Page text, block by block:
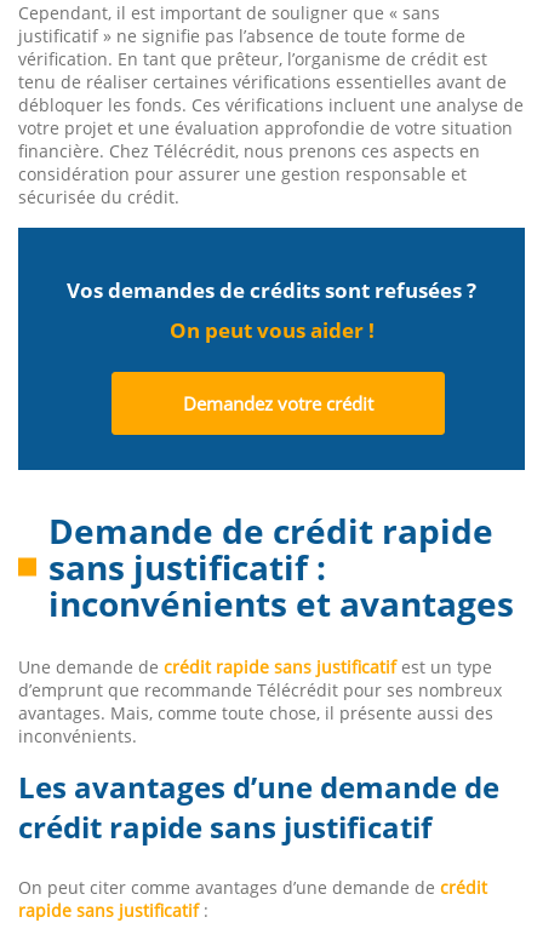
Cependant, il est important de souligner que « sans
justificatif » ne signifie pas l’absence de toute forme de
vérification. En tant que prêteur, l’organisme de crédit est
tenu de réaliser certaines vérifications essentielles avant de
débloquer les fonds. Ces vérifications incluent une analyse de
votre projet et une évaluation approfondie de votre situation
financière. Chez Télécrédit, nous prenons ces aspects en
considération pour assurer une gestion responsable et
sécurisée du crédit.
Vos demandes de crédits sont refusées ?
On peut vous aider !
Demandez votre crédit
Demande de crédit rapide
sans justificatif :
inconvénients et avantages
Une demande de crédit rapide sans justificatifest un type
d’emprunt que recommande Télécrédit pour ses nombreux
avantages. Mais, comme toute chose, il présente aussi des
inconvénients.
Les avantages d’une demande de
crédit rapide sans justificatif
On peut citer comme avantages d’une demande de crédit
rapide sans justificatif: